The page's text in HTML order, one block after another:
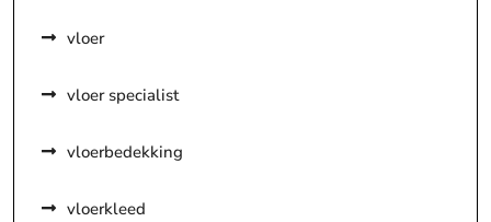
vloer
vloer specialist
vloerbedekking
vloerkleed